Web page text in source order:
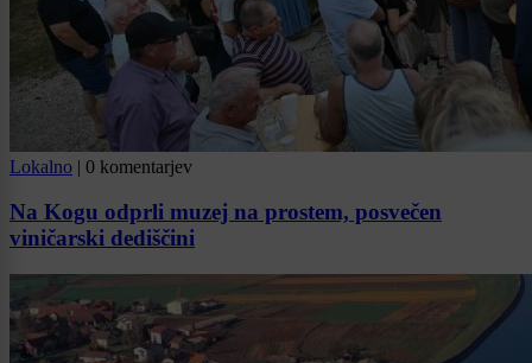
Lokalno | 0 komentarjev
Na Kogu odprli muzej na prostem, posvečen
viničarski dediščini